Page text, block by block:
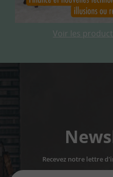
Voir les
Recevez notre lettre